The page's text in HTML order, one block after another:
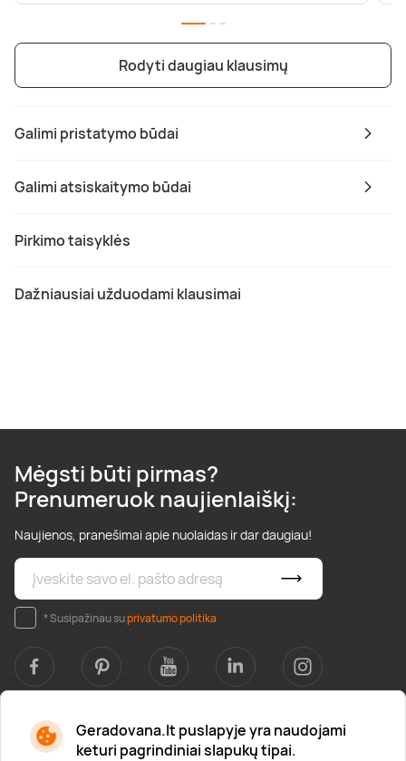
Geradovana.lt puslapyje yra naudojami
keturi pagrindiniai slapukų tipai.
Galimi pristatymo būdai
Galimi atsiskaitymo būdai
Pirkimo taisyklės
Dažniausiai užduodami klausimai
Rodyti daugiau klausimų
Mėgsti būti pirmas?
Prenumeruok naujienlaiškį:
Naujienos, pranešimai apie nuolaidas ir dar daugiau!
* Susipažinau suprivatumo politika
Apie mus